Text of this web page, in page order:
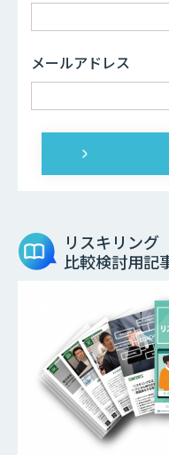
メールアドレス
リスキリング
比較検討用記